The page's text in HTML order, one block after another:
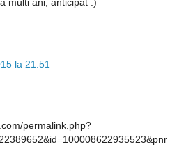
la 21:51
permalink.php?